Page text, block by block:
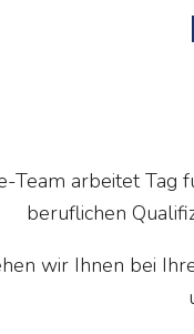
Team arbeitet Tag
beruflichen
wir Ihnen bei